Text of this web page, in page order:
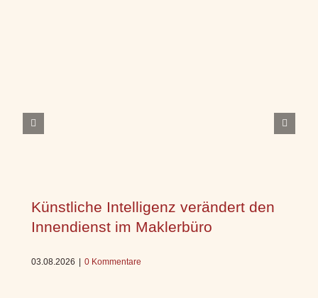
Künstliche Intelligenz verändert den
Innendienst im Maklerbüro
03.08.2026 | 0 Kommentare